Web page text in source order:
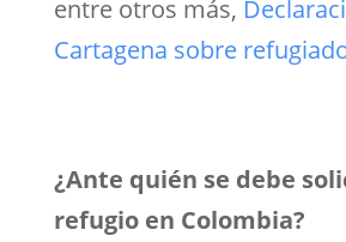
entre otros más,
Cartagena sobre
¿Ante quién se debe
refugio en Colombia?